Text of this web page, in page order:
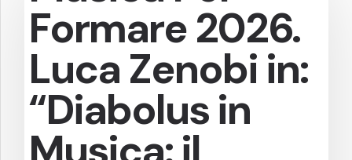
Formare 2026.
Luca Zenobi in:
“Diabolus in